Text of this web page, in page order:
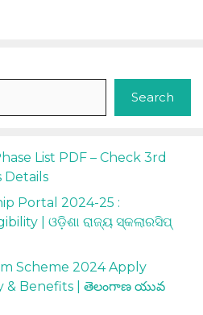
Search
List PDF – Check 3rd
Details
Portal 2024-25 :
| ଓଡ଼ିଶା ରାଜ୍ୟ ସ୍କଲାରସିପ୍
Scheme 2024 Apply
& Benefits | తెలంగాణ యువ